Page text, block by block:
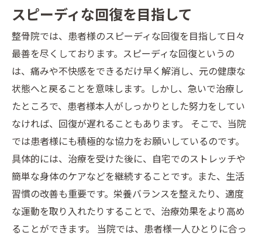
スピーディな回復を目指して
整骨院では、患者様のスピーディな回復を目指して日々
最善を尽くしております。スピーディな回復というの
は、痛みや不快感をできるだけ早く解消し、元の健康な
状態へと戻ることを意味します。しかし、急いで治療し
たところで、患者様本人がしっかりとした努力をしてい
なければ、回復が遅れることもあります。 そこで、当院
では患者様にも積極的な協力をお願いしているのです。
具体的には、治療を受けた後に、自宅でのストレッチや
簡単な身体のケアなどを継続することです。また、生活
習慣の改善も重要です。栄養バランスを整えたり、適度
な運動を取り入れたりすることで、治療効果をより高め
ることができます。 当院では、患者様一人ひとりに合っ